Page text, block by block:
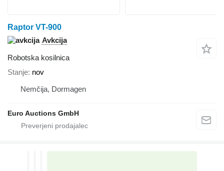
Raptor VT-900
Avkcija
Robotska kosilnica
Stanje nov
Nemčija, Dormagen
Euro Auctions GmbH